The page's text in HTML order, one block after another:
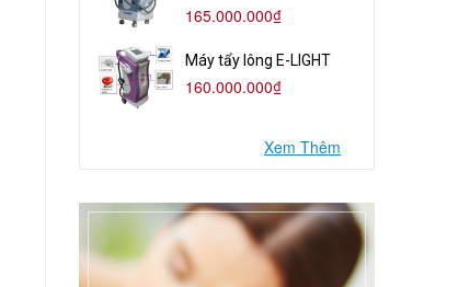
165.000.000₫
Máy tẩy lông E-LIGHT
160.000.000₫
Xem Thêm